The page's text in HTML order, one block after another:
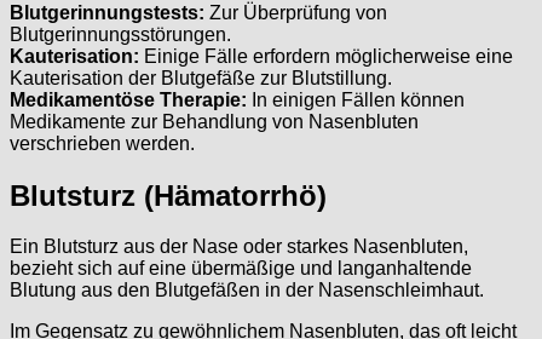
Blutgerinnungstests: Zur Überprüfung von
Blutgerinnungsstörungen.
Kauterisation: Einige Fälle erfordern möglicherweise eine
Kauterisation der Blutgefäße zur Blutstillung.
Medikamentöse Therapie: In einigen Fällen können
Medikamente zur Behandlung von Nasenbluten
verschrieben werden.
Blutsturz (Hämatorrhö)
Ein Blutsturz aus der Nase oder starkes Nasenbluten,
bezieht sich auf eine übermäßige und langanhaltende
Blutung aus den Blutgefäßen in der Nasenschleimhaut.
Im Gegensatz zu gewöhnlichem Nasenbluten, das oft leicht